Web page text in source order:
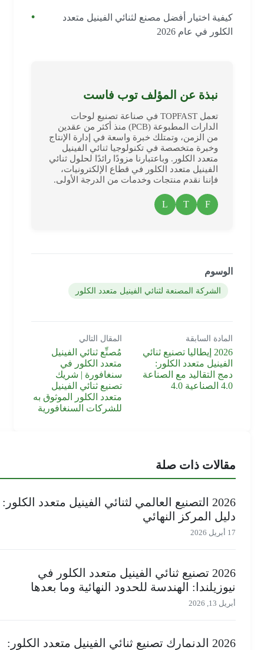
كيفية اختيار أفضل مصنع لثنائي الفينيل متعدد
الكلور في عام 2026
نبذة عن المؤلف توب فاست
تعمل TOPFAST في صناعة تصنيع لوحات
الدارات المطبوعة (PCB) منذ أكثر من عقدين
من الزمن، وتمتلك خبرة واسعة في إدارة الإنتاج
وخبرة متخصصة في تكنولوجيا ثنائي الفينيل
متعدد الكلور. وباعتبارنا مزودًا رائدًا لحلول ثنائي
الفينيل متعدد الكلور في قطاع الإلكترونيات،
فإننا نقدم منتجات وخدمات من الدرجة الأولى.
L
الوسوم
الشركة المصنعة لثنائي الفينيل متعدد الكلور
المادة السابقة
2026 إيطاليا تصنيع ثنائي
الفينيل متعدد الكلور:
دمج التقاليد مع الصناعة
المقال التالي
مُصنِّع ثنائي الفينيل
متعدد الكلور في
سنغافورة | شريك
تصنيع ثنائي الفينيل
متعدد الكلور الموثوق به
للشركات السنغافورية
مقالات ذات صلة
2026 التصنيع العالمي لثنائي الفينيل متعدد الكلور:
دليل المركز النهائي
2026 تصنيع ثنائي الفينيل متعدد الكلور في
نيوزيلندا: الهندسة للحدود النهائية وما بعدها
أبريل 13, 2026
2026 الدنمارك تصنيع ثنائي الفينيل متعدد الكلور: